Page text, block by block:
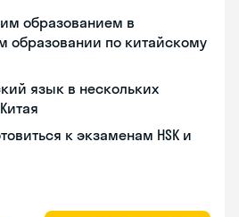
образованием в
образовании по китайскому
язык в нескольких
к экзаменам HSK и